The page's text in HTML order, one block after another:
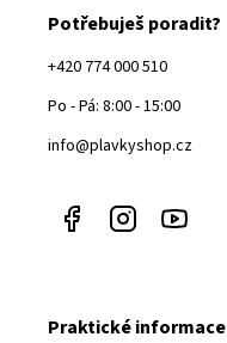
Potřebuješ poradit?
+420 774 000 510
Po - Pá: 8:00 - 15:00
info@plavkyshop.cz
Praktické informace